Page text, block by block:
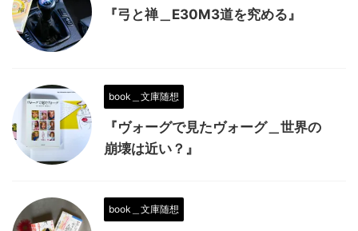
『弓と禅＿E30M3道を究める』
book＿文庫随想
『ヴォーグで見たヴォーグ＿世界の
崩壊は近い？』
book＿文庫随想